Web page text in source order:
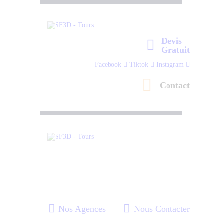
Devis
Gratuit
Facebook Tiktok Instagram
Contact
Nos Agences Nous Contacter